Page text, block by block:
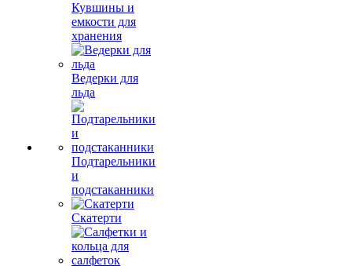
Кувшины и
емкости для
хранения
Ведерки для
льда
Подтарельники
и
подстаканники
Скатерти